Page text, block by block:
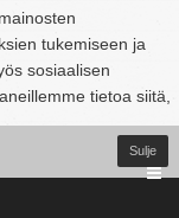
tukemiseen ja
sosiaalisen
tietoa siitä,
Sulje